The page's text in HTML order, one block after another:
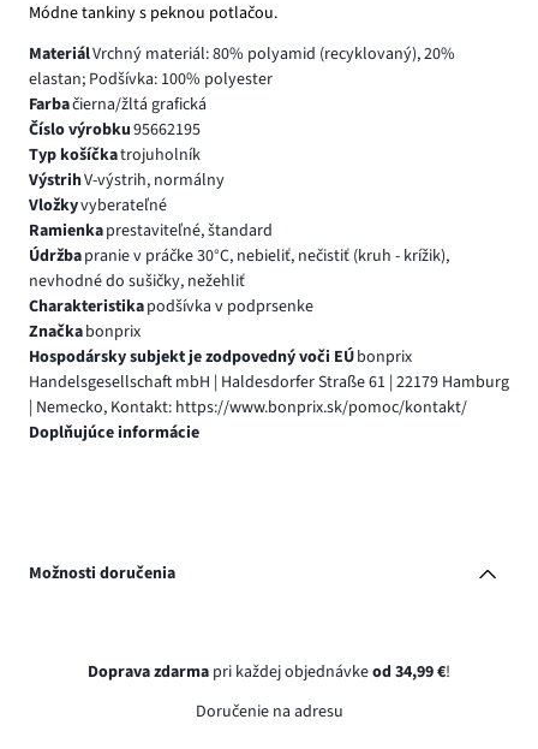
Módne tankiny s peknou potlačou.
MateriálVrchný materiál: 80% polyamid (recyklovaný), 20%
elastan; Podšívka: 100% polyester
Farbačierna/žltá grafická
Číslo výrobku95662195
Typ košíčkatrojuholník
VýstrihV-výstrih, normálny
Vložkyvyberateľné
Ramienkaprestaviteľné, štandard
Údržbapranie v práčke 30°C, nebieliť, nečistiť (kruh - krížik),
nevhodné do sušičky, nežehliť
Charakteristikapodšívka v podprsenke
Značkabonprix
Hospodársky subjekt je zodpovedný voči EÚbonprix
Handelsgesellschaft mbH | Haldesdorfer Straße 61 | 22179 Hamburg
| Nemecko, Kontakt: https://www.bonprix.sk/pomoc/kontakt/
Doplňujúce informácie
Možnosti doručenia
Doprava zdarma pri každej objednávkeod 34,99 €!
Doručenie na adresu